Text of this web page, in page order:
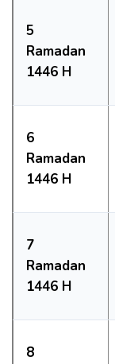
5
Ramadan
1446 H
6
Ramadan
1446 H
7
Ramadan
1446 H
8